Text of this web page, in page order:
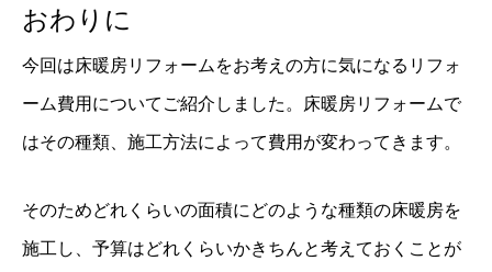
おわりに
今回は床暖房リフォームをお考えの方に気になるリフォ
ーム費用についてご紹介しました。床暖房リフォームで
はその種類、施工方法によって費用が変わってきます。
そのためどれくらいの面積にどのような種類の床暖房を
施工し、予算はどれくらいかきちんと考えておくことが